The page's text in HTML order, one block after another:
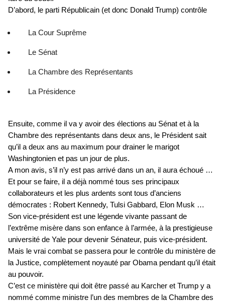
D’abord, le parti Républicain (et donc Donald Trump) contrôle
La Cour Suprême
Le Sénat
La Chambre des Représentants
La Présidence
Ensuite, comme il va y avoir des élections au Sénat et à la
Chambre des représentants dans deux ans, le Président sait
qu’il a deux ans au maximum pour drainer le marigot
Washingtonien et pas un jour de plus.
A mon avis, s’il n’y est pas arrivé dans un an, il aura échoué …
Et pour se faire, il a déjà nommé tous ses principaux
collaborateurs et les plus ardents sont tous d’anciens
démocrates : Robert Kennedy, Tulsi Gabbard, Elon Musk …
Son vice-président est une légende vivante passant de
l’extrême misère dans son enfance à l’armée, à la prestigieuse
université de Yale pour devenir Sénateur, puis vice-président.
Mais le vrai combat se passera pour le contrôle du ministère de
la Justice, complètement noyauté par Obama pendant qu’il était
au pouvoir.
C’est ce ministère qui doit être passé au Karcher et Trump y a
nommé comme ministre l’un des membres de la Chambre des